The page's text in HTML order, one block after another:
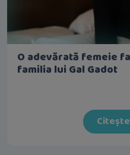
O adevărată femeie
familia lui Gal Gadot